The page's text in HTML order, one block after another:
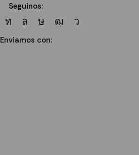
Seguinos:
Enviamos con: